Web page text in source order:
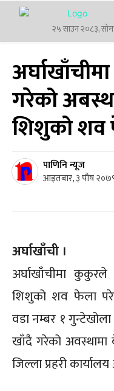
२५ साउन २०८३,
गरेको
शिशुको शव
पाणिनि न्यूज
आइतबार, ३ पौष
अर्घाखाँची ।
अर्घाखाँचीमा
शिशुको शव फेला
वडा नम्बर १
खाँदै गरेको
जिल्ला प्रहरी